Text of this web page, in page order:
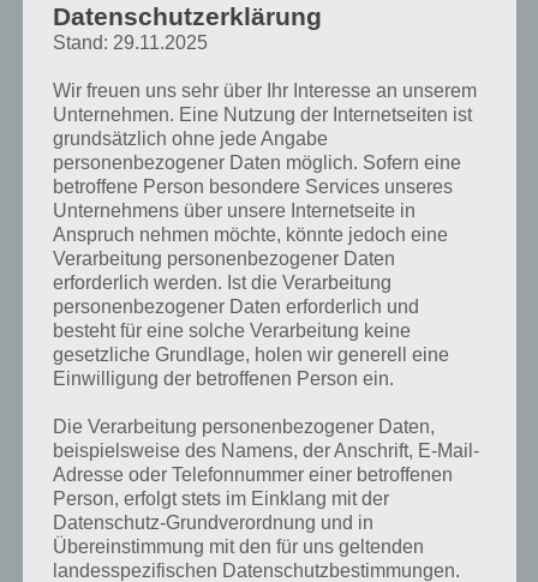
Datenschutzerklärung
Stand: 29.11.2025
Wir freuen uns sehr über Ihr Interesse an unserem
Unternehmen. Eine Nutzung der Internetseiten ist
grundsätzlich ohne jede Angabe
personenbezogener Daten möglich. Sofern eine
betroffene Person besondere Services unseres
Unternehmens über unsere Internetseite in
Anspruch nehmen möchte, könnte jedoch eine
Verarbeitung personenbezogener Daten
erforderlich werden. Ist die Verarbeitung
personenbezogener Daten erforderlich und
besteht für eine solche Verarbeitung keine
gesetzliche Grundlage, holen wir generell eine
Einwilligung der betroffenen Person ein.
Die Verarbeitung personenbezogener Daten,
beispielsweise des Namens, der Anschrift, E-Mail-
Adresse oder Telefonnummer einer betroffenen
Person, erfolgt stets im Einklang mit der
Datenschutz-Grundverordnung und in
Übereinstimmung mit den für uns geltenden
landesspezifischen Datenschutzbestimmungen.